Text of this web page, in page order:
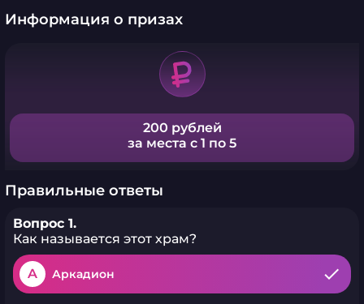
Информация о призах
200 рублей
за места с 1 по 5
Правильные ответы
Вопрос 1.
Как называется этот храм?
A Аркадион